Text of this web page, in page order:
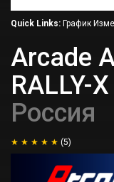
Quick Links: График
Arcade
RALLY-X
Россия
(5)